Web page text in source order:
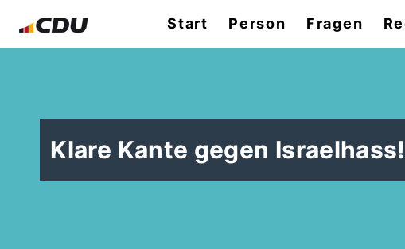
Start Person Fragen
Klare Kante gegen Israelhass!